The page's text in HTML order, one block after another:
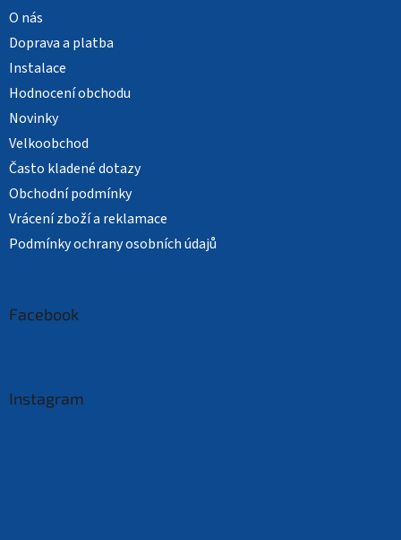
O nás
Doprava a platba
Instalace
Hodnocení obchodu
Novinky
Velkoobchod
Často kladené dotazy
Obchodní podmínky
Vrácení zboží a reklamace
Podmínky ochrany osobních údajů
Facebook
Instagram